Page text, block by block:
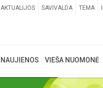
AKTUALIJOS SAVIVALDA TEMA
NAUJIENOS VIEŠA NUOMONĖ